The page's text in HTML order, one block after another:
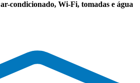
ar-condicionado, Wi-Fi, tomadas e água